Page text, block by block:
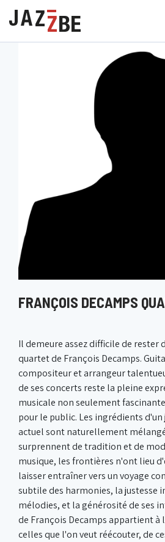
FRANÇOIS DECAMPS
Il demeure assez difficile de rester
quartet de François Decamps.
compositeur et arrangeur
de ses concerts reste la pleine
musicale non seulement
pour le public. Les ingrédients
actuel sont naturellement
surprennent de tradition et de
musique, les frontières n'ont lieu
laisser entraîner vers un voyage
subtile des harmonies, la justesse
mélodies, et la générosité de ses
de François Decamps appartient à
celles que l'on veut réécouter, de